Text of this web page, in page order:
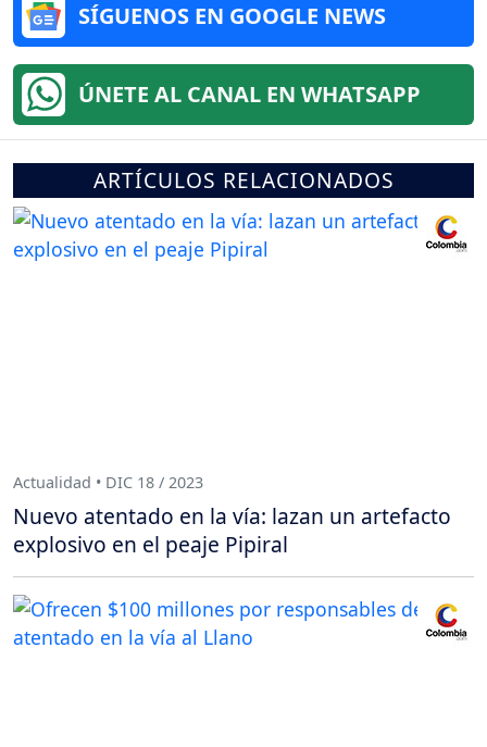
SÍGUENOS EN GOOGLE NEWS
ÚNETE AL CANAL EN WHATSAPP
ARTÍCULOS RELACIONADOS
Actualidad • DIC 18 / 2023
Nuevo atentado en la vía: lazan un artefacto
explosivo en el peaje Pipiral